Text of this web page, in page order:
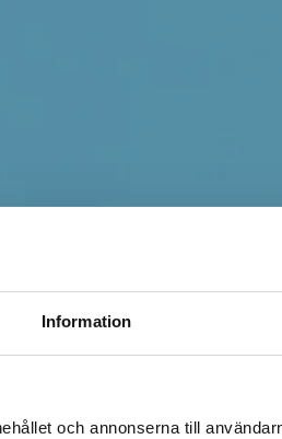
Information
och annonserna till